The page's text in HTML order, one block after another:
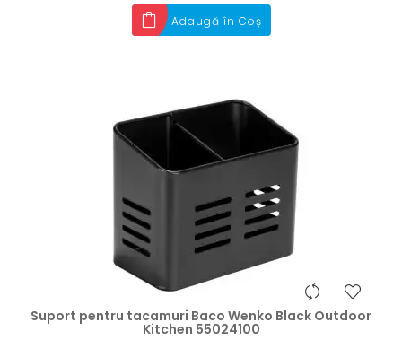
Adaugă în Coș
Suport pentru tacamuri Baco Wenko Black Outdoor
Kitchen 55024100